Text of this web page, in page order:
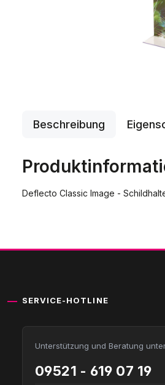
Beschreibung
Deflecto Classic Image -
SERVICE-HOTLINE
Unterstützung und Beratung
09521 - 619 07 19